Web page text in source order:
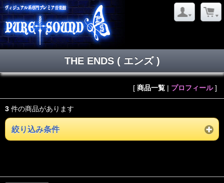
THE ENDS ( エンズ )
[ 商品一覧 | プロフィール]
3 件の商品があります
絞り込み条件